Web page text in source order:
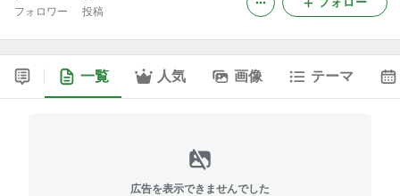
フォロワー 投稿
一覧 人気 画像 テーマ
広告を表示できませんでした